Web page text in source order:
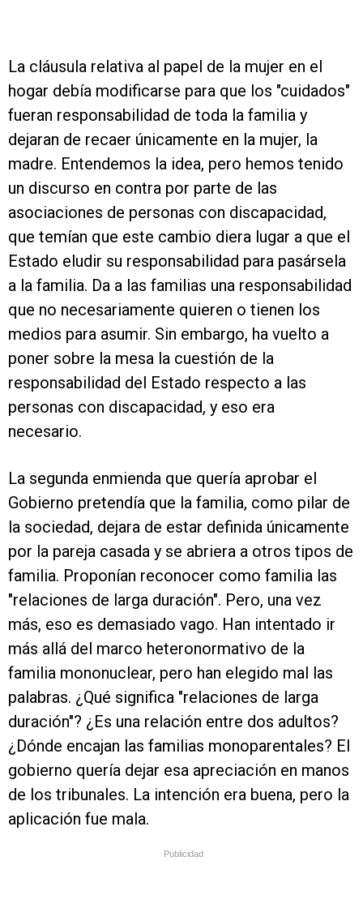
La cláusula relativa al papel de la mujer en el
hogar debía modificarse para que los "cuidados"
fueran responsabilidad de toda la familia y
dejaran de recaer únicamente en la mujer, la
madre. Entendemos la idea, pero hemos tenido
un discurso en contra por parte de las
asociaciones de personas con discapacidad,
que temían que este cambio diera lugar a que el
Estado eludir su responsabilidad para pasársela
a la familia. Da a las familias una responsabilidad
que no necesariamente quieren o tienen los
medios para asumir. Sin embargo, ha vuelto a
poner sobre la mesa la cuestión de la
responsabilidad del Estado respecto a las
personas con discapacidad, y eso era
necesario.
La segunda enmienda que quería aprobar el
Gobierno pretendía que la familia, como pilar de
la sociedad, dejara de estar definida únicamente
por la pareja casada y se abriera a otros tipos de
familia. Proponían reconocer como familia las
"relaciones de larga duración". Pero, una vez
más, eso es demasiado vago. Han intentado ir
más allá del marco heteronormativo de la
familia mononuclear, pero han elegido mal las
palabras. ¿Qué significa "relaciones de larga
duración"? ¿Es una relación entre dos adultos?
¿Dónde encajan las familias monoparentales? El
gobierno quería dejar esa apreciación en manos
de los tribunales. La intención era buena, pero la
aplicación fue mala.
Publicidad